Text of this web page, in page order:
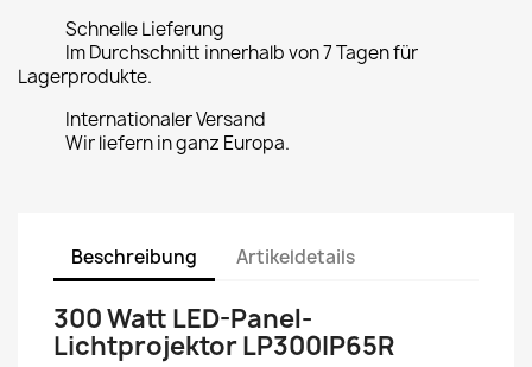
Schnelle Lieferung
Im Durchschnitt innerhalb von 7 Tagen für
Lagerprodukte.
Internationaler Versand
Wir liefern in ganz Europa.
Beschreibung Artikeldetails
300 Watt LED-Panel-
Lichtprojektor LP300IP65R